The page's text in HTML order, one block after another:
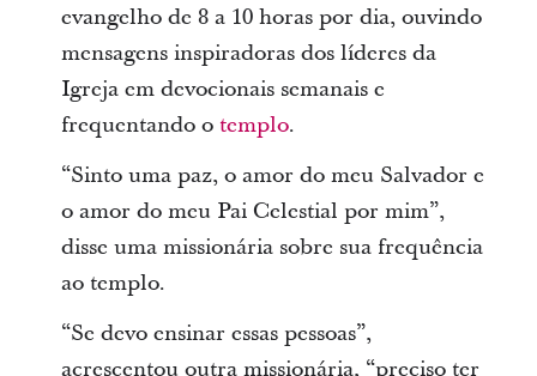
evangelho de 8 a 10 horas por dia, ouvindo
mensagens inspiradoras dos líderes da
Igreja em devocionais semanais e
frequentando o templo.
“Sinto uma paz, o amor do meu Salvador e
o amor do meu Pai Celestial por mim”,
disse uma missionária sobre sua frequência
ao templo.
“Se devo ensinar essas pessoas”,
acrescentou outra missionária, “preciso ter